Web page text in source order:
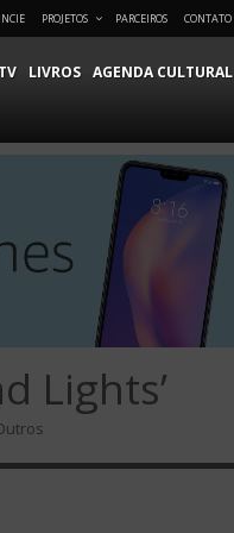
PROJETOS PARCEIROS CONTATO
TV LIVROS AGENDA CULTURAL
Lights’